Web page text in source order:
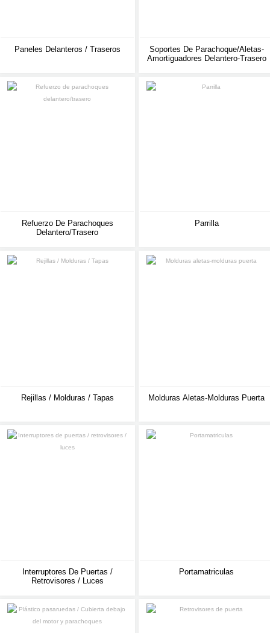
Paneles Delanteros / Traseros
Soportes De Parachoque/aletas-
Amortiguadores Delantero-Trasero
Refuerzo De Parachoques
Delantero/trasero
Parrilla
Rejillas / Molduras / Tapas Molduras Aletas-Molduras Puerta
Interruptores De Puertas /
Retrovisores / Luces
Portamatriculas